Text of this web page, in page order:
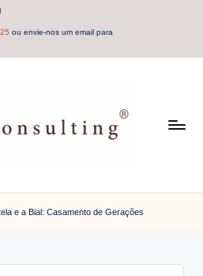
ou envie-nos um email para
e a Bial: Casamento de Gerações